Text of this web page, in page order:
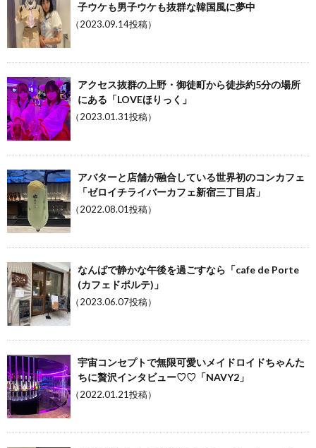
子ウケも男子ウケも抜群な韓国風に夢中
（2023.09.14投稿）
アクセス抜群の上野・御徒町から徒歩約5分の場所
にある「LOVEほりっく」
（2023.01.31投稿）
アバターと店舗が融合している世界初のコンカフェ
「ゼロイチライバーカフェ新宿三丁目店」
（2022.08.01投稿）
なんばで静かな午後を過ごすなら「cafe de Porte
(カフェドポルテ)」
（2023.06.07投稿）
宇宙コンセプトで無限可愛いメイドロイドちゃんた
ちに贅沢インタビュー♡♡「NAVY2」
（2022.01.21投稿）